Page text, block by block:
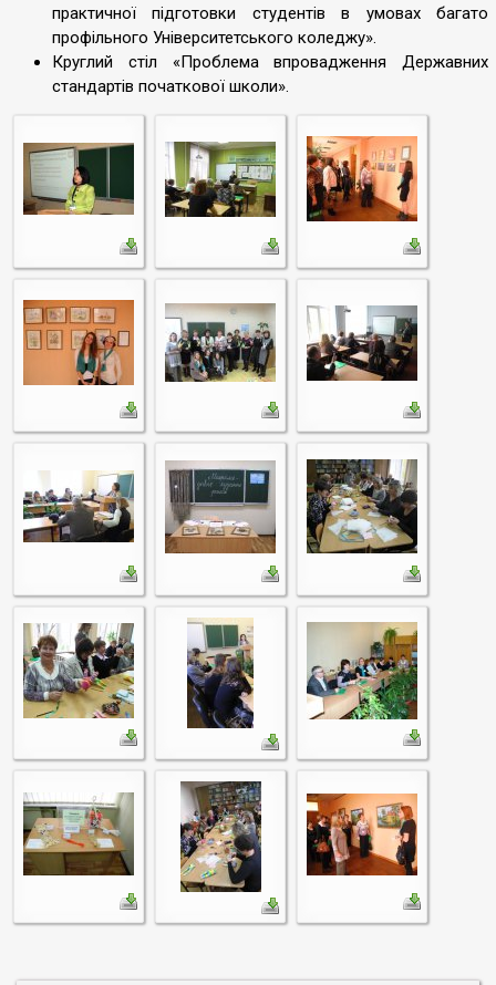
практичної підготовки студентів в умовах багато
профільного Університетського коледжу».
Круглий стіл «Проблема впровадження Державних
стандартів початкової школи».